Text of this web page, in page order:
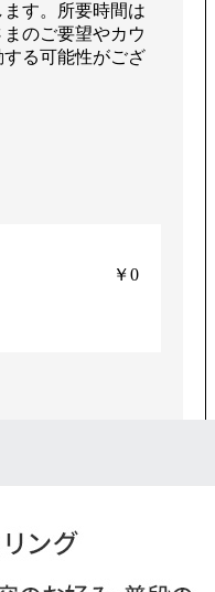
る
す。所要時間は
のご要望やカウ
る可能性がござ
￥0